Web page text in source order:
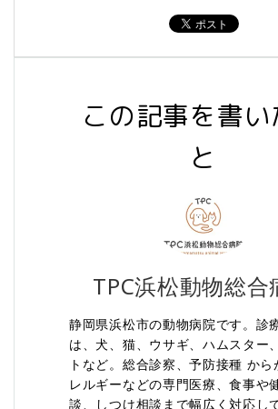
この記事を書
と
TPC浜松動物総合
静岡県浜松市の動物病院です。診
は、犬、猫、ウサギ、ハムスター
トなど。総合診察、予防接種 から
レルギーなどの専門医療、食事や
談、しつけ相談まで幅広く対応し